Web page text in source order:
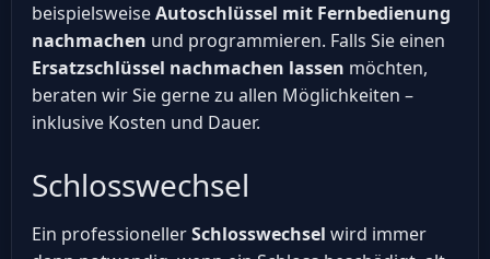
beispielsweiseAutoschlüssel mit Fernbedienung
nachmachen und programmieren. Falls Sie einen
Ersatzschlüssel nachmachen lassen möchten,
beraten wir Sie gerne zu allen Möglichkeiten –
inklusive Kosten und Dauer.
Schlosswechsel
Ein professionellerSchlosswechsel wird immer